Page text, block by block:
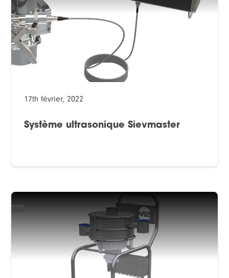
17th février, 2022
Système ultrasonique Sievmaster